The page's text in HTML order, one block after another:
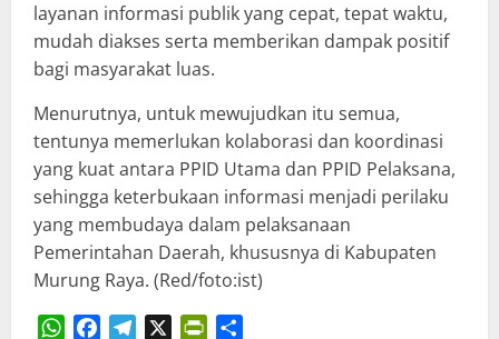
layanan informasi publik yang cepat, tepat waktu,
mudah diakses serta memberikan dampak positif
bagi masyarakat luas.
Menurutnya, untuk mewujudkan itu semua,
tentunya memerlukan kolaborasi dan koordinasi
yang kuat antara PPID Utama dan PPID Pelaksana,
sehingga keterbukaan informasi menjadi perilaku
yang membudaya dalam pelaksanaan
Pemerintahan Daerah, khususnya di Kabupaten
Murung Raya. (Red/foto:ist)